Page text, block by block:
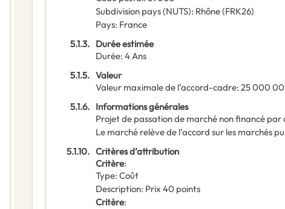
Subdivision pays (NUTS): Rhône(FRK26)
Pays: France
5.1.3. Durée estimée
Durée: 4Ans
5.1.5. Valeur
Valeur maximale de l’accord-cadre: 25 000
5.1.6. Informations générales
Projet de passation de marché non financé par
Le marché relève de l’accord sur les marchés
5.1.10. Critères d’attribution
Critère:
Type: Coût
Description: Prix 40 points
Critère: